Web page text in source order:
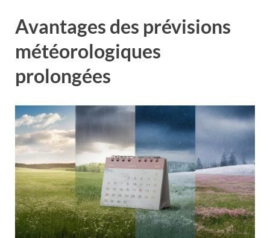
Avantages des prévisions
météorologiques
prolongées